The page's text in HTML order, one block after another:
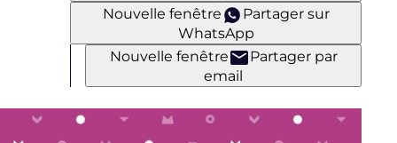
Nouvelle fenêtre
Partager sur
WhatsApp
Nouvelle fenêtre
Partager par
email